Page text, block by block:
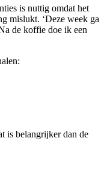
is nuttig omdat het
mislukt. ‘Deze week ga
de koffie doe ik een
is belangrijker dan de